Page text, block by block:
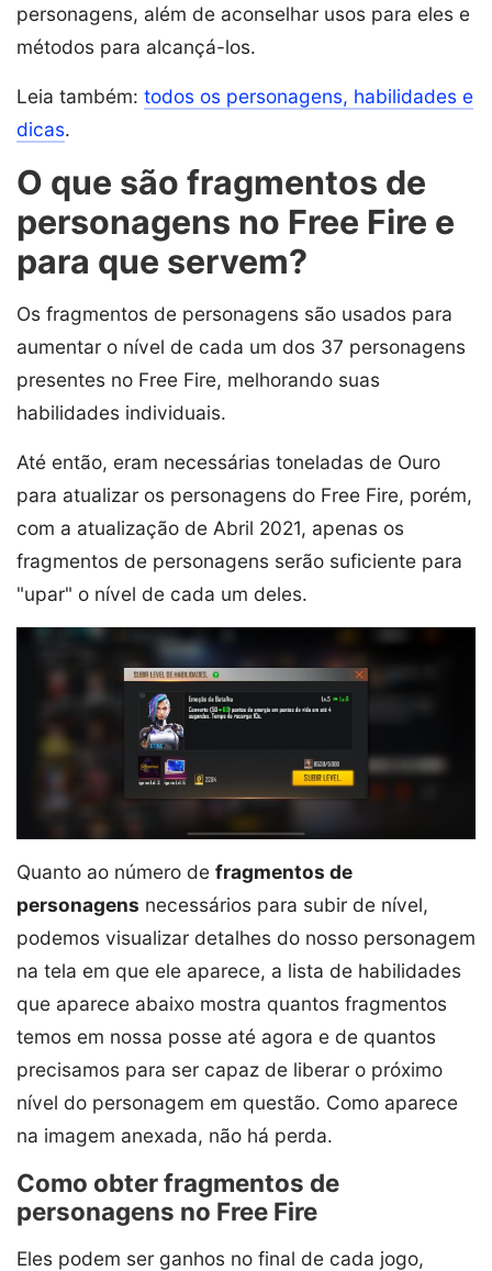
personagens, além de aconselhar usos para eles e
métodos para alcançá-los.
Leia também: todos os personagens, habilidades e
dicas.
O que são fragmentos de
personagens no Free Fire e
para que servem?
Os fragmentos de personagens são usados ​​para
aumentar o nível de cada um dos 37 personagens
presentes no Free Fire, melhorando suas
habilidades individuais.
Até então, eram necessárias toneladas de Ouro
para atualizar os personagens do Free Fire, porém,
com a atualização de Abril 2021, apenas os
fragmentos de personagens serão suficiente para
"upar" o nível de cada um deles.
Quanto ao número de fragmentos de
personagens necessários para subir de nível,
podemos visualizar detalhes do nosso personagem
na tela em que ele aparece, a lista de habilidades
que aparece abaixo mostra quantos fragmentos
temos em nossa posse até agora e de quantos
precisamos para ser capaz de liberar o próximo
nível do personagem em questão. Como aparece
na imagem anexada, não há perda.
Como obter fragmentos de
personagens no Free Fire
Eles podem ser ganhos no final de cada jogo,